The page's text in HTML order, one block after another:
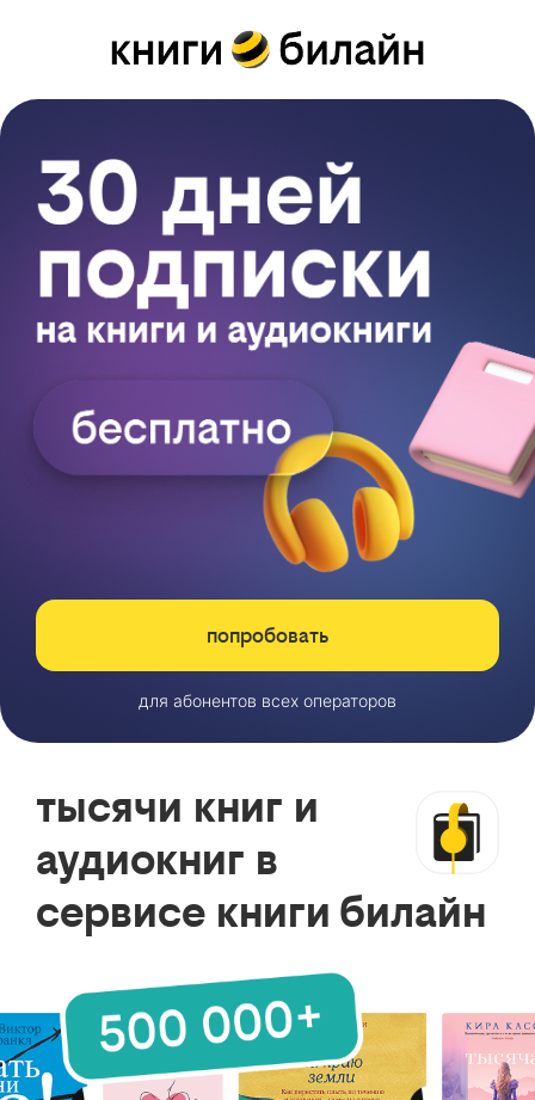
попробовать
для абонентов всех операторов
тысячи книг и
аудиокниг в
сервисе книги билайн